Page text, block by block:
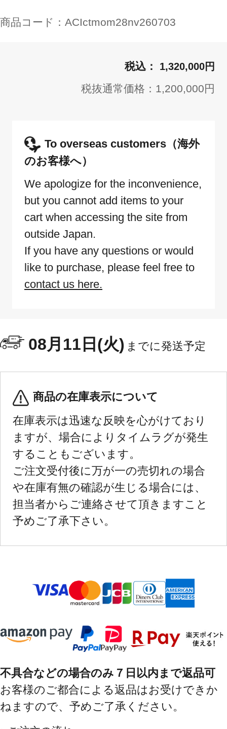
商品コード： ACIctmom28nv260703
1,320,000円
税抜通常価格：1,200,000円
To overseas customers（海外
のお客様へ）
We apologize for the inconvenience,
but you cannot add items to your
cart when accessing the site from
outside Japan.
If you have any questions or would
like to purchase, please feel free to
contact us here.
08月11日(火) までに発送予定
商品の在庫表示について
在庫表示は迅速な反映を心がけており
ますが、場合によりタイムラグが発生
することもございます。
ご注文受付後に万が一の売切れの場合
や在庫有無の確認が生じる場合には、
担当者からご連絡させて頂きますこと
予めご了承下さい。
不具合などの場合のみ７日以内まで返品可
お客様のご都合による返品はお受けできか
ねますので、予めご了承ください。